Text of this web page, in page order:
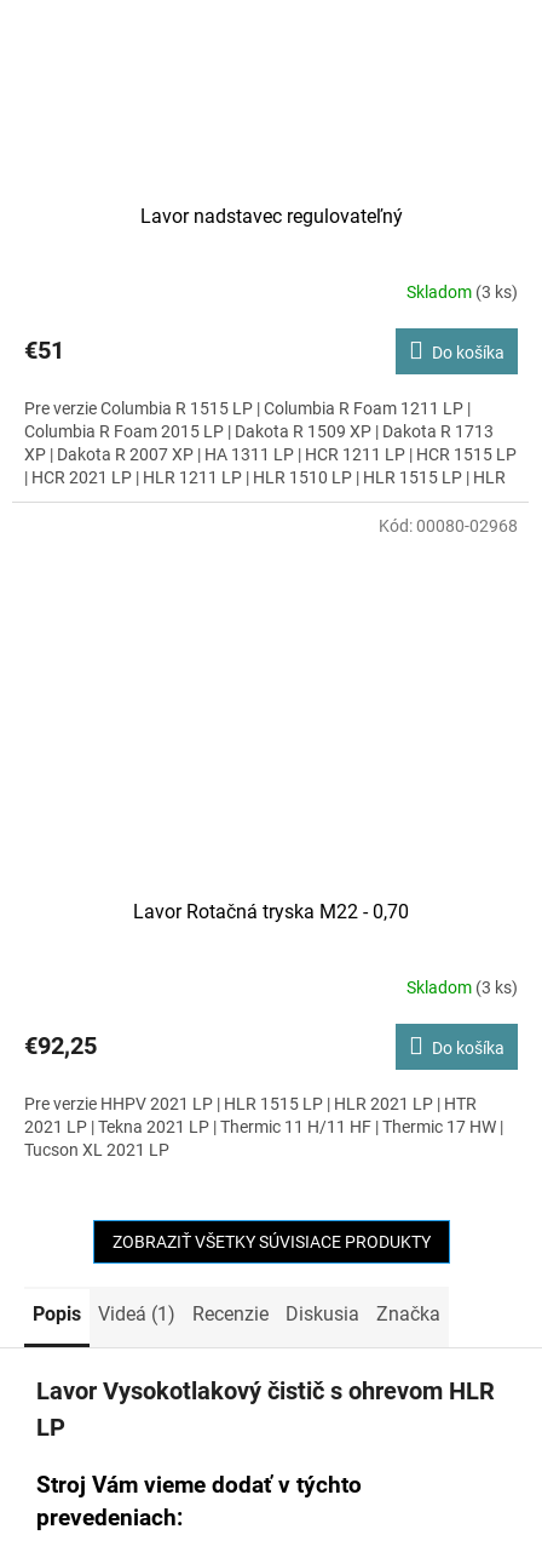
Lavor nadstavec regulovateľný
Skladom (3 ks)
€51 Do košíka
Pre verzie Columbia R 1515 LP | Columbia R Foam 1211 LP |
Columbia R Foam 2015 LP | Dakota R 1509 XP | Dakota R 1713
XP | Dakota R 2007 XP | HA 1311 LP | HCR 1211 LP | HCR 1515 LP
| HCR 2021 LP | HLR 1211 LP | HLR 1510 LP | HLR 1515 LP | HLR
1614 LP | HLR 2015 LP | HLR 2021 LP | HSR 1509 LP | LKX 1310
LP | LKX 1515 LP | LKX 2015 LP | MCHPV 1211 LP | MCHPV 1515
Lavor Rotačná tryska M22 - 0,70
Skladom (3 ks)
€92,25 Do košíka
Pre verzie HHPV 2021 LP | HLR 1515 LP | HLR 2021 LP | HTR
2021 LP | Tekna 2021 LP | Thermic 11 H/11 HF | Thermic 17 HW |
Tucson XL 2021 LP
Kód:00080-02968
ZOBRAZIŤ VŠETKY SÚVISIACE PRODUKTY
Popis Videá (1) Recenzie Diskusia Značka
Lavor Vysokotlakový čistič s ohrevom HLR
LP
Stroj Vám vieme dodať v týchto
prevedeniach: